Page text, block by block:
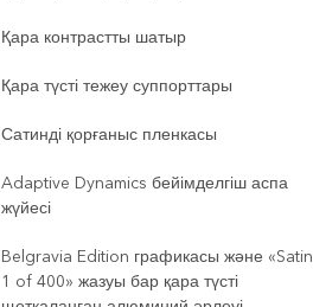
Қара контрастты шатыр
Қара түсті тежеу суппорттары
Сатинді қорғаныс пленкасы
Adaptive Dynamics бейімделгіш аспа
жүйесі
Belgravia Edition графикасы және «Satin
1 of 400» жазуы бар қара түсті